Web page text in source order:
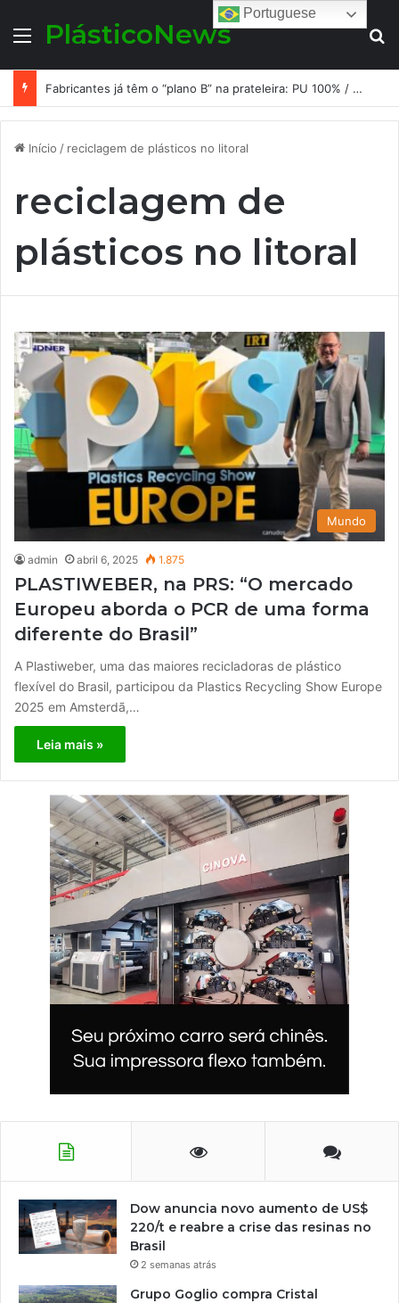
MenuPlásticoNews
Fabricantes já têm o “plano B” na prateleira: PU 100% / NC-free existe, mas ainda é pouco usado: a hora é transformar isso em projeto de resiliência
Início / reciclagem de plásticos no litoral
reciclagem de
plásticos no litoral
Mundo
admin abril 6, 2025 1.875
PLASTIWEBER, na PRS: “O mercado
Europeu aborda o PCR de uma forma
diferente do Brasil”
A Plastiweber, uma das maiores recicladoras de plástico
flexível do Brasil, participou da Plastics Recycling Show Europe
2025 em Amsterdã,…
Leia mais »
Dow anuncia novo aumento de US$
220/t e reabre a crise das resinas no
Brasil
2 semanas atrás
Grupo Goglio compra Cristal
Portuguese